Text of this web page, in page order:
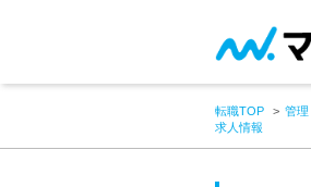
転職TOP 管理
求人情報